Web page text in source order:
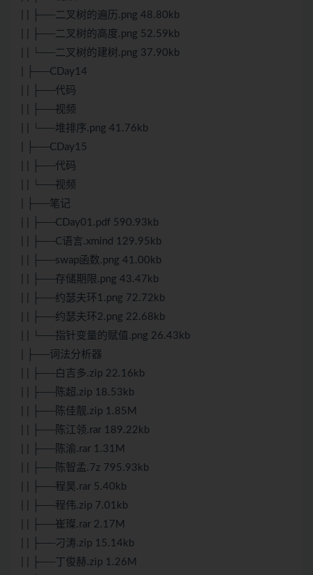
| | ├──二叉树的遍历.png 48.80kb
| | ├──二叉树的高度.png 52.59kb
| | └──二叉树的建树.png 37.90kb
| ├──CDay14
| | ├──代码
| | ├──视频
| | └──堆排序.png 41.76kb
| ├──CDay15
| | ├──代码
| | └──视频
| ├──笔记
| | ├──CDay01.pdf 590.93kb
| | ├──C语言.xmind 129.95kb
| | ├──swap函数.png 41.00kb
| | ├──存储期限.png 43.47kb
| | ├──约瑟夫环1.png 72.72kb
| | ├──约瑟夫环2.png 22.68kb
| | └──指针变量的赋值.png 26.43kb
| ├──词法分析器
| | ├──白吉多.zip 22.16kb
| | ├──陈超.zip 18.53kb
| | ├──陈佳靓.zip 1.85M
| | ├──陈江领.rar 189.22kb
| | ├──陈渝.rar 1.31M
| | ├──陈智孟.7z 795.93kb
| | ├──程昊.rar 5.40kb
| | ├──程伟.zip 7.01kb
| | ├──崔璨.rar 2.17M
| | ├──刁涛.zip 15.14kb
| | ├──丁俊赫.zip 1.26M